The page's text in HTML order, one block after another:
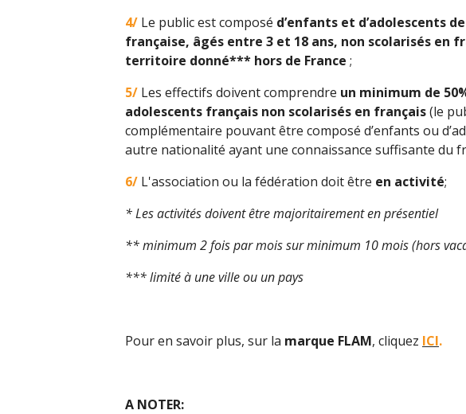
4/ Le public est composé d’enfants et d’adolescents
française, âgés entre 3 et 18 ans, non scolarisés en
territoire donné*** hors de France ;
5/ Les effectifs doivent comprendre un minimum de
adolescents français non scolarisés en français(le
complémentaire pouvant être composé d’enfants ou
autre nationalité ayant une connaissance suffisante du
6/ L'association ou la fédération doit être en activité;
* Les activités doivent être majoritairement en présentiel
** minimum 2 fois par mois sur minimum 10 mois (hors
*** limité à une ville ou un pays
Pour en savoir plus, sur la marque FLAM, cliquez ICI.
A NOTER: